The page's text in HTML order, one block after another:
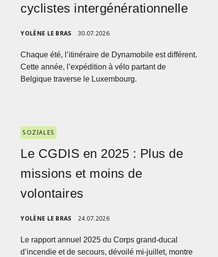
cyclistes intergénérationnelle
YOLÈNE LE BRAS 30.07.2026
Chaque été, l’itinéraire de Dynamobile est différent.
Cette année, l’expédition à vélo partant de
Belgique traverse le Luxembourg.
SOZIALES
Le CGDIS en 2025 : Plus de
missions et moins de
volontaires
YOLÈNE LE BRAS 24.07.2026
Le rapport annuel 2025 du Corps grand-ducal
d’incendie et de secours, dévoilé mi-juillet, montre